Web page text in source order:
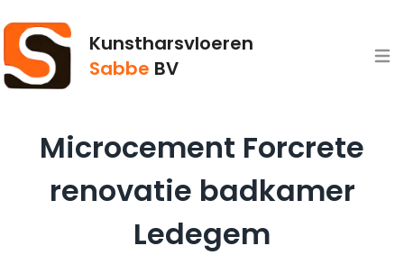
Kunstharsvloeren
Sabbe BV
Microcement Forcrete
renovatie badkamer
Ledegem